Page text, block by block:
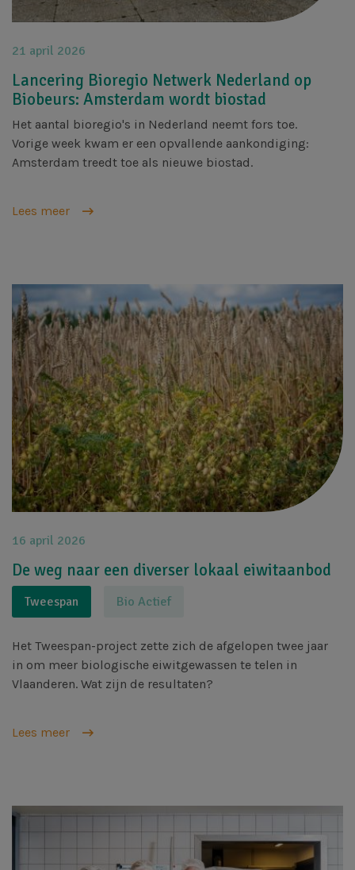
21 april 2026
Lancering Bioregio Netwerk Nederland op
Biobeurs: Amsterdam wordt biostad
Het aantal bioregio's in Nederland neemt fors toe.
Vorige week kwam er een opvallende aankondiging:
Amsterdam treedt toe als nieuwe biostad.
Lees meer
Afbeelding
16 april 2026
De weg naar een diverser lokaal eiwitaanbod
Tweespan Bio Actief
Het Tweespan-project zette zich de afgelopen twee jaar
in om meer biologische eiwitgewassen te telen in
Vlaanderen. Wat zijn de resultaten?
Lees meer
Afbeelding